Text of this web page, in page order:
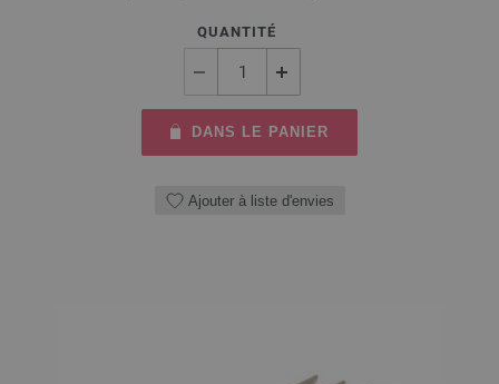
QUANTITÉ
DANS LE PANIER
Ajouter à liste d'envies